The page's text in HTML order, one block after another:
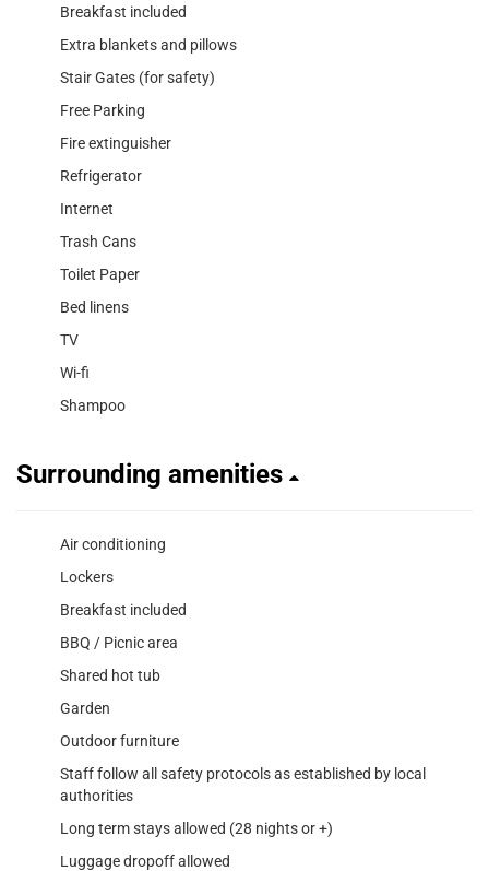
Breakfast included
Extra blankets and pillows
Stair Gates (for safety)
Free Parking
Fire extinguisher
Refrigerator
Internet
Trash Cans
Toilet Paper
Bed linens
TV
Wi-fi
Shampoo
Surrounding amenities
Air conditioning
Lockers
Breakfast included
BBQ / Picnic area
Shared hot tub
Garden
Outdoor furniture
Staff follow all safety protocols as established by local
authorities
Long term stays allowed (28 nights or +)
Luggage dropoff allowed